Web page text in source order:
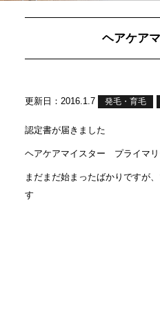
ヘアケア
更新日：2016.1.7 発毛・育毛
認定書が届きました
ヘアケアマイスター プライマ
まだまだ始まったばかりですが
す